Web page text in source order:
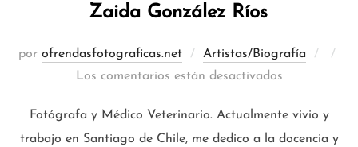
Zaida González Ríos
por ofrendasfotograficas.net Artistas/Biografía
Los comentarios están desactivados
Fotógrafa y Médico Veterinario. Actualmente vivio y
trabajo en Santiago de Chile, me dedico a la docencia y